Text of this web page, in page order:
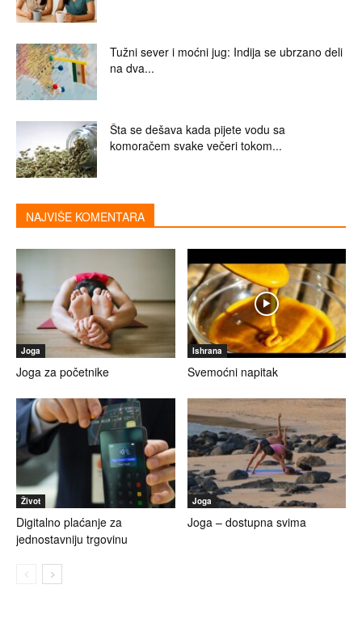
Tužni sever i moćni jug: Indija se ubrzano deli
na dva...
Šta se dešava kada pijete vodu sa
komoračem svake večeri tokom...
NAJVIŠE KOMENTARA
Joga
Joga za početnike
Ishrana
Svemoćni napitak
Život
Digitalno plaćanje za
jednostavniju trgovinu
Joga
Joga – dostupna svima